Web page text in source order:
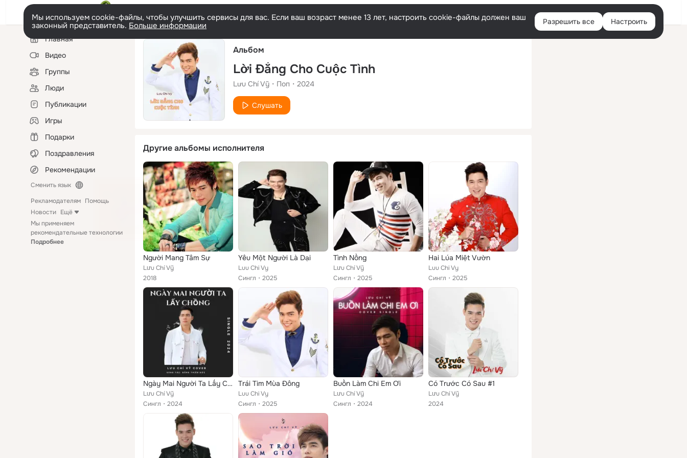
Русский Войти
Мы используем cookie-файлы, чтобы улучшить сервисы для вас. Если ваш возраст менее 13 лет, настроить cookie-файлы должен ваш
законный представитель. Больше информации Разрешить все Настроить
Левая
колонкаГлавная
Видео
Группы
Люди
Публикации
Игры
Подарки
Поздравления
Рекомендации
Сменить язык
Рекламодателям Помощь
Новости Ещё
Мы применяем
рекомендательные технологии
Подробнее
Альбом
Lời Đắng Cho Cuộc Tình
Lưu Chí Vỹ Поп 2024
Слушать
Другие альбомы исполнителя
Người Mang Tâm Sự
Lưu Chí Vỹ
2018
Yêu Một Người Là Dại
Luu Chi Vy
Сингл
2025
Tình Nồng
Lưu Chí Vỹ
Сингл
2025
Hai Lúa Miệt Vườn
Luu Chi Vy
Сингл
2025
Ngày Mai Người Ta Lấy Chồng
Lưu Chí Vỹ
Сингл
2024
Trái Tim Mùa Đông
Luu Chi Vy
Сингл
2025
Buồn Làm Chi Em Ơi
Lưu Chí Vỹ
Сингл
2024
Có Trước Có Sau #1
Lưu Chí Vỹ
2024